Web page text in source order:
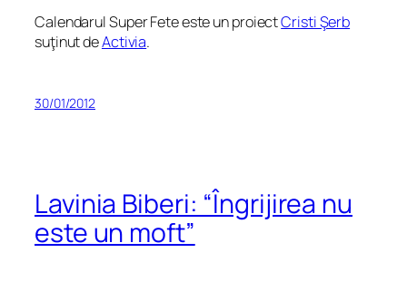
Calendarul Super Fete este un proiectCristi Şerb
suţinut deActivia.
30/01/2012
Lavinia Biberi: “Îngrijirea nu
este un moft”